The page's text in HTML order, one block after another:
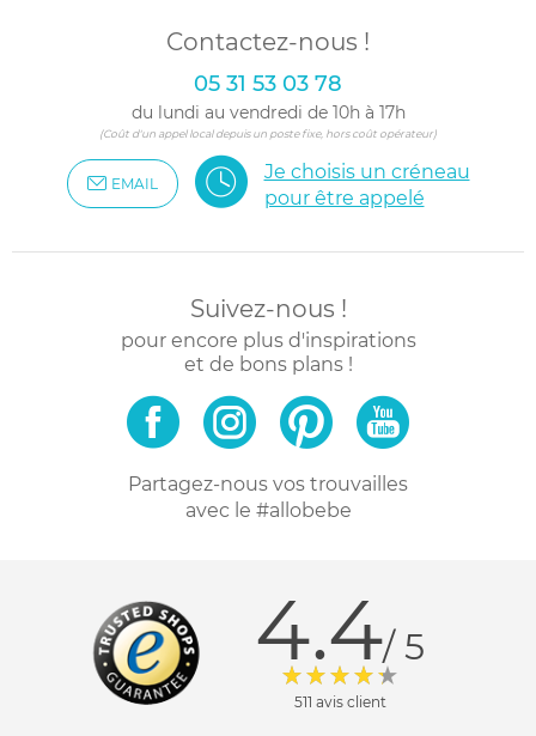
Contactez-nous !
05 31 53 03 78
du lundi au vendredi de 10h à 17h
(Coût d'un appel local depuis un poste fixe, hors coût opérateur)
EMAIL
Je choisis un créneau
pour être appelé
Suivez-nous !
pour encore plus d'inspirations
et de bons plans !
Partagez-nous vos trouvailles
avec le #allobebe
4.4/ 5
511 avis client